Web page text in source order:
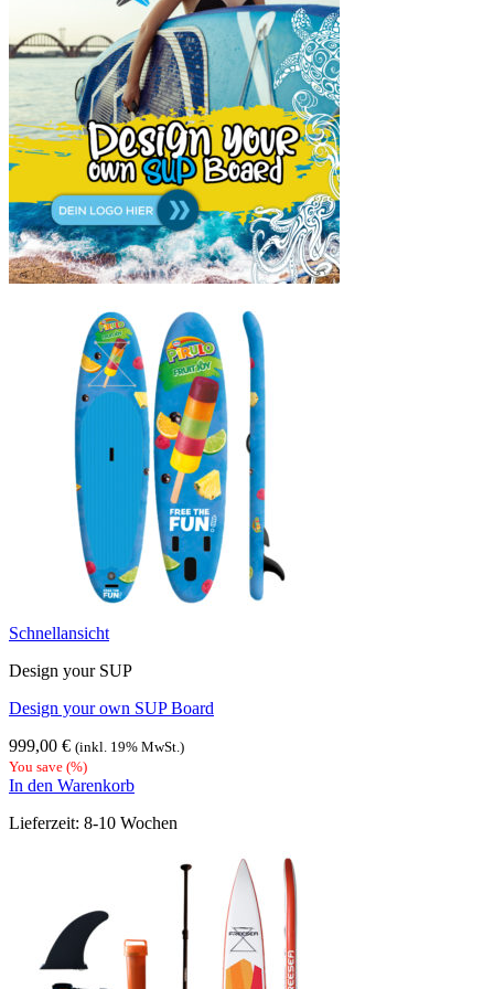
Schnellansicht
Design your SUP
Design your own SUP Board
999,00 € (inkl. 19% MwSt.)
You save (%)
In den Warenkorb
Lieferzeit: 8-10 Wochen